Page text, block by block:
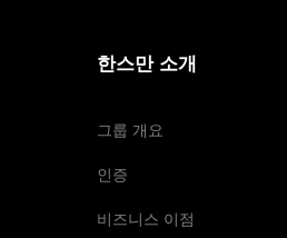
한스만 소개
그룹 개요
인증
비즈니스 이점